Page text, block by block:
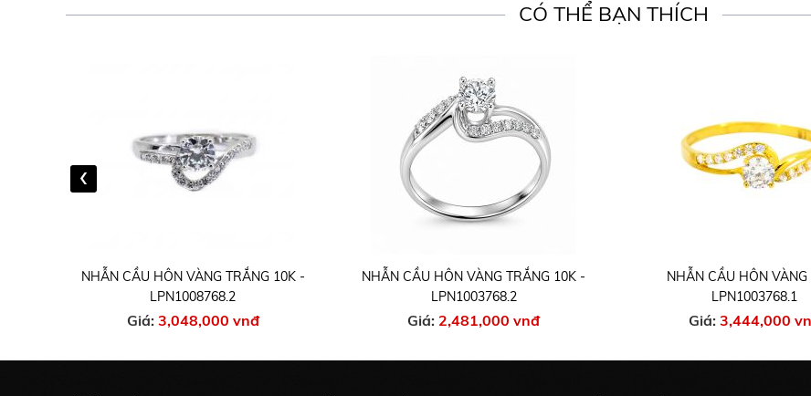
CÓ THỂ BẠN THÍCH
NHẪN CẦU HÔN VÀNG TRẮNG 10K -
LPN1008768.2
3,048,000 vnđ
NHẪN CẦU HÔN VÀNG TRẮNG 10K -
LPN1003768.2
2,481,000 vnđ
NHẪN CẦU HÔN VÀNG 18K -
LPN1003768.1
3,444,000 vnđ
‹